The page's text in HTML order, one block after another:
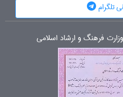
تلگرام
فرهنگ و ارشاد اسلامی